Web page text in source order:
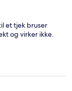
et tjek bruser
og virker ikke.